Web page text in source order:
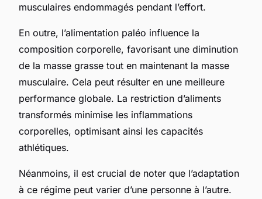
musculaires endommagés pendant l’effort.
En outre, l’alimentation paléo influence la
composition corporelle, favorisant une diminution
de la masse grasse tout en maintenant la masse
musculaire. Cela peut résulter en une meilleure
performance globale. La restriction d’aliments
transformés minimise les inflammations
corporelles, optimisant ainsi les capacités
athlétiques.
Néanmoins, il est crucial de noter que l’adaptation
à ce régime peut varier d’une personne à l’autre.